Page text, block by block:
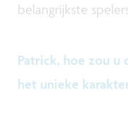
belangrijkste
Patrick, hoe zou u
het unieke